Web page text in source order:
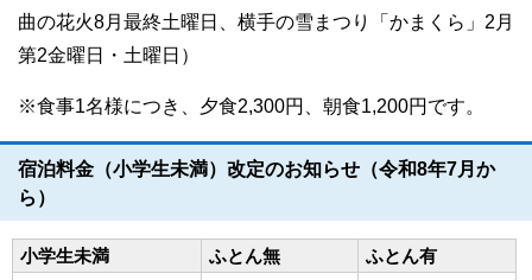
曲の花火8月最終土曜日、横手の雪まつり「かまくら」2月
第2金曜日・土曜日）
※食事1名様につき、夕食2,300円、朝食1,200円です。
宿泊料金（小学生未満）改定のお知らせ（令和8年7月か
ら）
小学生未満 ふとん無
ふとん有